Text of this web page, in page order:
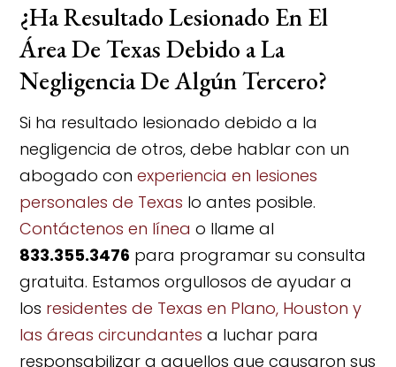
¿Ha Resultado Lesionado En El
Área De Texas Debido a La
Negligencia De Algún Tercero?
Si ha resultado lesionado debido a la
negligencia de otros, debe hablar con un
abogado conexperiencia en lesiones
personales de Texas lo antes posible.
Contáctenos en línea o llame al
833.355.3476 para programar su consulta
gratuita. Estamos orgullosos de ayudar a
los residentes de Texas en Plano, Houston y
las áreas circundantes a luchar para
responsabilizar a aquellos que causaron sus